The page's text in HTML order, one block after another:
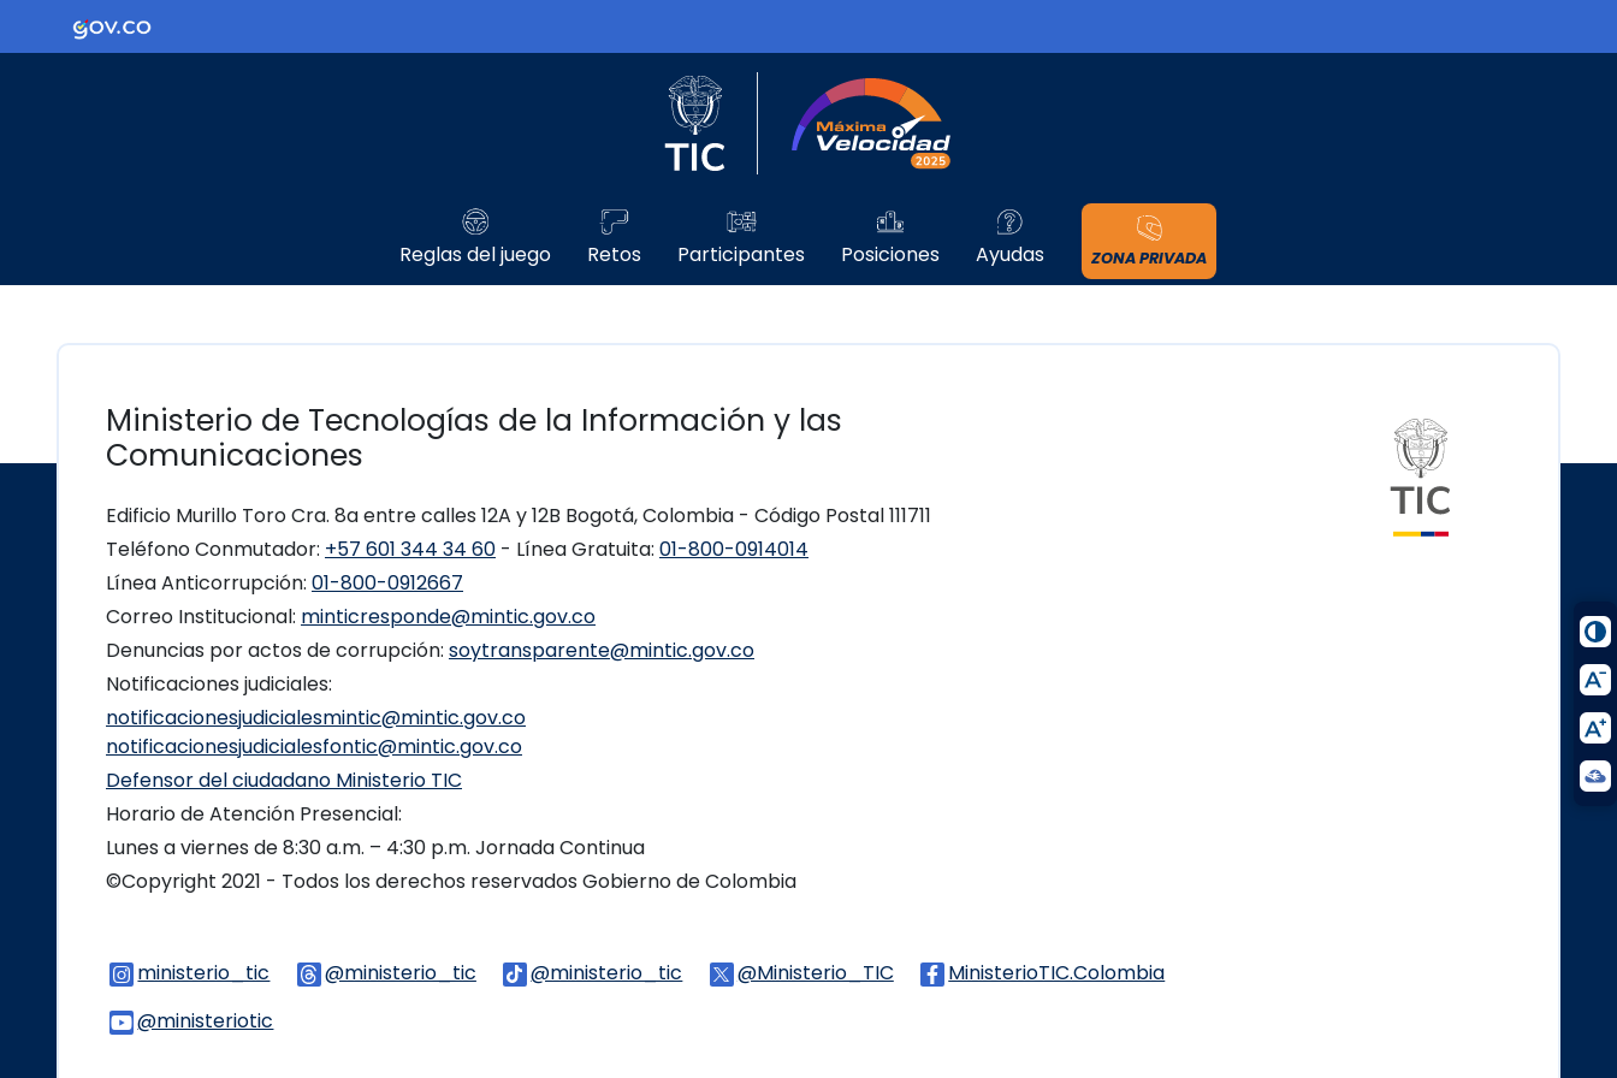
Ir al contenido principalLogo Gobierno de Colombia
Logo del Ministerio TIC
Reglas del juego Retos Participantes Posiciones Ayudas ZONA PRIVADA
Ministerio de Tecnologías de la Información y las
Comunicaciones
Edificio Murillo Toro Cra. 8a entre calles 12A y 12B Bogotá, Colombia - Código Postal 111711
Teléfono Conmutador: +57 601 344 34 60 - Línea Gratuita: 01-800-0914014
Línea Anticorrupción: 01-800-0912667
Correo Institucional: minticresponde@mintic.gov.co
Denuncias por actos de corrupción: soytransparente@mintic.gov.co
Notificaciones judiciales:
notificacionesjudicialesmintic@mintic.gov.co
notificacionesjudicialesfontic@mintic.gov.co
Defensor del ciudadano Ministerio TIC
Horario de Atención Presencial:
Lunes a viernes de 8:30 a.m. – 4:30 p.m. Jornada Continua
©Copyright 2021 - Todos los derechos reservados Gobierno de Colombia
ministerio_tic Logo Instagram
@ministerio_tic Logo Threads
@ministerio_tic Logo Tiktok
@Ministerio_TIC Logo Twitter
MinisterioTIC.Colombia
@ministeriotic